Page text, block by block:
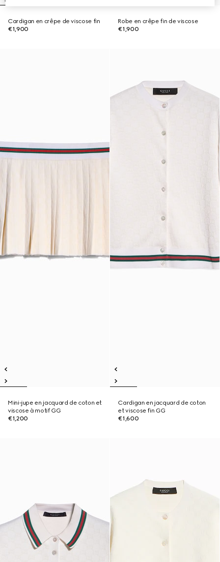
Cardigan en crêpe de viscose fin
€1,900
Robe en crêpe fin de viscose
€1,900
Mini-jupe en jacquard de coton et
viscose à motif GG
€1,200
Cardigan en jacquard de coton
et viscose fin GG
€1,600